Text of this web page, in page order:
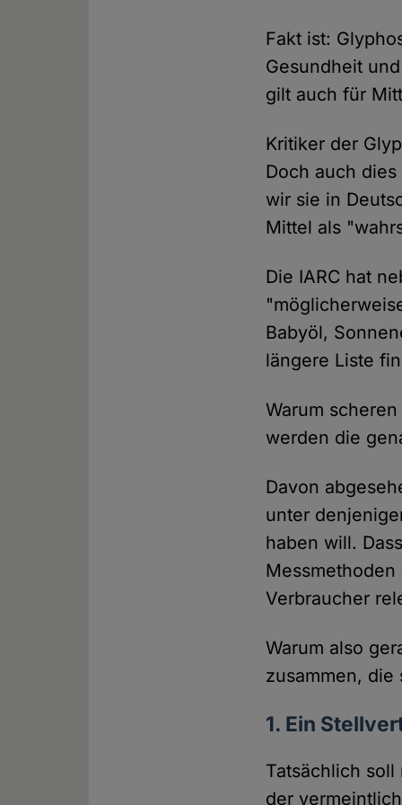
Fakt ist:
Gesundheit
gilt auch für
Kritiker der
Doch auch
wir sie in
Mittel als
Die IARC hat
Babyöl,
längere Liste
Warum
werden die
Davon
unter
haben will.
Verbraucher
Warum also
zusammen, die
1. Ein
Tatsächlich
der